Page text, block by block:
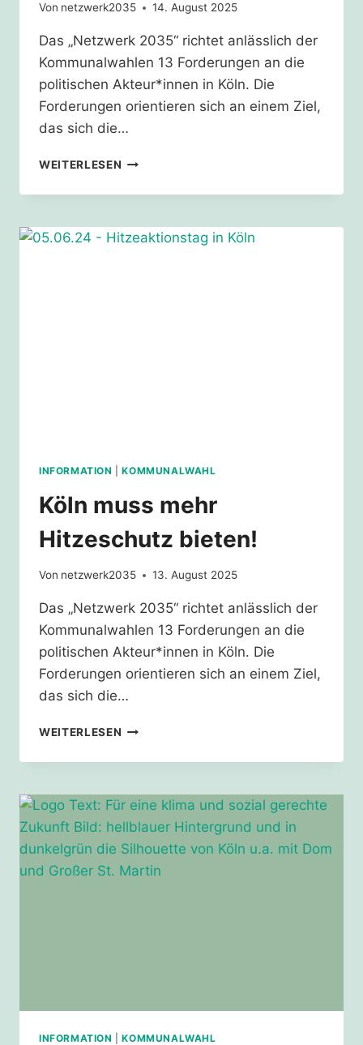
Von netzwerk2035 14. August 2025
Das „Netzwerk 2035“ richtet anlässlich der
Kommunalwahlen 13 Forderungen an die
politischen Akteur*innen in Köln. Die
Forderungen orientieren sich an einem Ziel,
das sich die…
WEITERLESEN KÖLN
ERNEUERBARE
MASSIV
AUSBAUEN
INFORMATION |KOMMUNALWAHL
Köln muss mehr
Hitzeschutz bieten!
Von netzwerk2035 13. August 2025
Das „Netzwerk 2035“ richtet anlässlich der
Kommunalwahlen 13 Forderungen an die
politischen Akteur*innen in Köln. Die
Forderungen orientieren sich an einem Ziel,
das sich die…
WEITERLESEN KÖLN
MEHR
BIETEN!
INFORMATION |KOMMUNALWAHL